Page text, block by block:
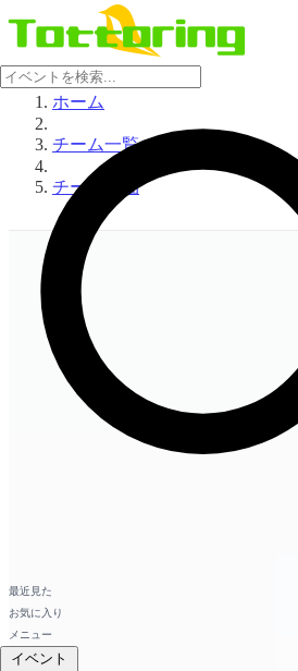
最近見た
お気に入り
メニュー
ホーム
チーム一覧
チーム詳細